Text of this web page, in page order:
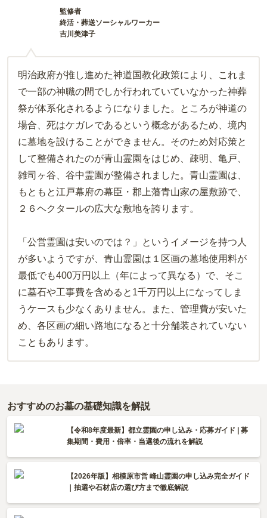
監修者
終活・葬送ソーシャルワーカー
吉川美津子
明治政府が推し進めた神道国教化政策により、これま
で一部の神職の間でしか行われていていなかった神葬
祭が体系化されるようになりました。ところが神道の
場合、死はケガレであるという概念があるため、境内
に墓地を設けることができません。そのため対応策と
して整備されたのが青山霊園をはじめ、疎明、亀戸、
雑司ヶ谷、谷中霊園が整備されました。青山霊園は、
もともと江戸幕府の幕臣・郡上藩青山家の屋敷跡で、
２６ヘクタールの広大な敷地を誇ります。
「公営霊園は安いのでは？」というイメージを持つ人
が多いようですが、青山霊園は１区画の墓地使用料が
最低でも400万円以上（年によって異なる）で、そこ
に墓石や工事費を含めると1千万円以上になってしま
うケースも少なくありません。また、管理費が安いた
め、各区画の細い路地になると十分舗装されていない
こともあります。
おすすめのお墓の基礎知識を解説
【令和8年度最新】都立霊園の申し込み・応募ガイド | 募
集期間・費用・倍率・当選後の流れを解説
【2026年版】相模原市営 峰山霊園の申し込み完全ガイド
｜抽選や石材店の選び方まで徹底解説